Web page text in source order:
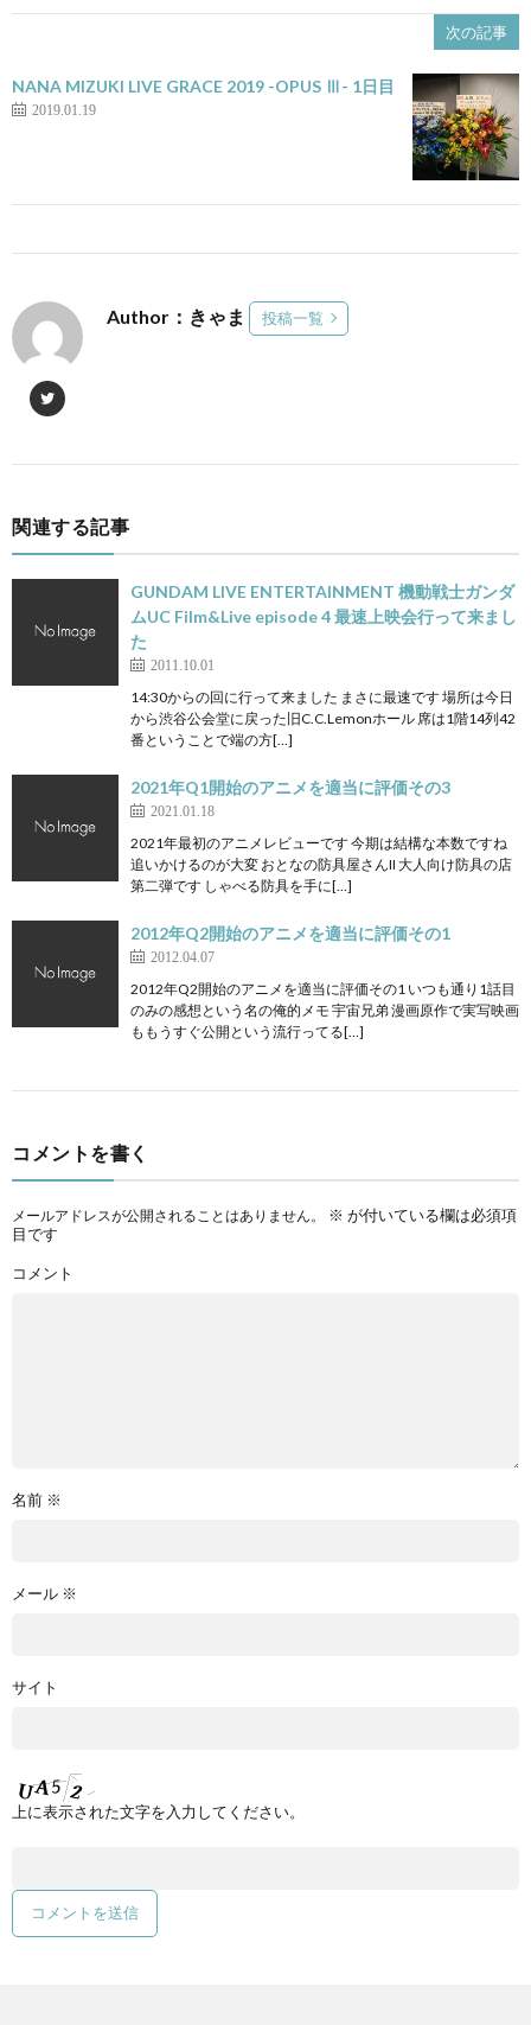
次の記事
NANA MIZUKI LIVE GRACE 2019 -OPUS Ⅲ- 1日目
2019.01.19
Author：きゃま 投稿一覧
関連する記事
GUNDAM LIVE ENTERTAINMENT 機動戦士ガンダ
ムUC Film&Live episode 4 最速上映会行って来まし
た
2011.10.01
14:30からの回に行って来ました まさに最速です 場所は今日
から渋谷公会堂に戻った旧C.C.Lemonホール 席は1階14列42
番ということで端の方[…]
2021年Q1開始のアニメを適当に評価その3
2021.01.18
2021年最初のアニメレビューです 今期は結構な本数ですね
追いかけるのが大変 おとなの防具屋さんII 大人向け防具の店
第二弾です しゃべる防具を手に[…]
2012年Q2開始のアニメを適当に評価その1
2012.04.07
2012年Q2開始のアニメを適当に評価その1 いつも通り1話目
のみの感想という名の俺的メモ 宇宙兄弟 漫画原作で実写映画
ももうすぐ公開という流行ってる[…]
コメントを書く
メールアドレスが公開されることはありません。 ※ が付いている欄は必須項
目です
コメント
名前 ※
メール ※
サイト
上に表示された文字を入力してください。